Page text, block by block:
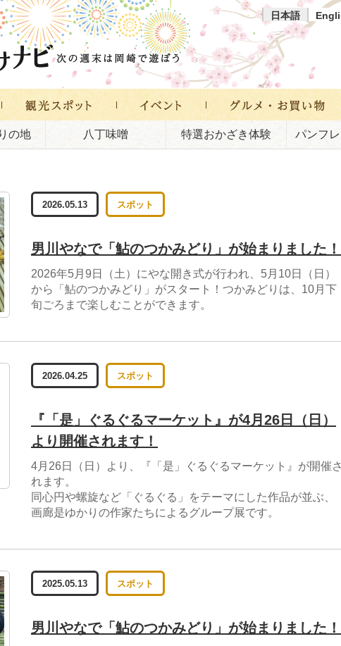
日本語
の地 八丁味噌 特選おかざき体験 パンフ
2026.05.13 スポット
男川やなで「鮎のつかみどり」が始まりました！
2026年5月9日（土）にやな開き式が行われ、5月10日（日）
から「鮎のつかみどり」がスタート！つかみどりは、10月下
旬ごろまで楽しむことができます。
2026.04.25 スポット
『「是」ぐるぐるマーケット』が4月26日（日）
より開催されます！
4月26日（日）より、『「是」ぐるぐるマーケット』が開催さ
れます。
同心円や螺旋など「ぐるぐる」をテーマにした作品が並ぶ、
画廊是ゆかりの作家たちによるグループ展です。
2025.05.13 スポット
男川やなで「鮎のつかみどり」が始まりました！